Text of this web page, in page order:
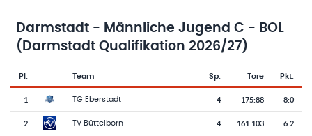
Darmstadt - Männliche Jugend C - BOL
(Darmstadt Qualifikation 2026/27)
Pl.
Team-Logo
Team Sp. Tore Pkt.
1 TG Eberstadt 4 175:88 8:0
2 TV Büttelborn 4 161:103 6:2